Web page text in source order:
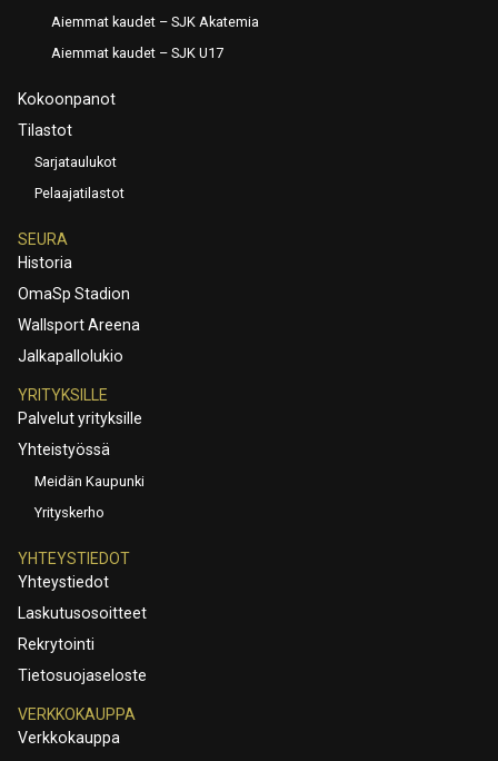
Aiemmat kaudet – SJK Akatemia
Aiemmat kaudet – SJK U17
Kokoonpanot
Tilastot
Sarjataulukot
Pelaajatilastot
SEURA
Historia
OmaSp Stadion
Wallsport Areena
Jalkapallolukio
YRITYKSILLE
Palvelut yrityksille
Yhteistyössä
Meidän Kaupunki
Yrityskerho
YHTEYSTIEDOT
Yhteystiedot
Laskutusosoitteet
Rekrytointi
Tietosuojaseloste
VERKKOKAUPPA
Verkkokauppa